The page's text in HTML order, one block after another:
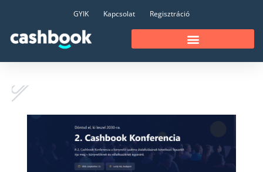
GYIK Kapcsolat Regisztráció